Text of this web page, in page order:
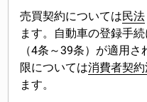
売買契約については民法
ます。自動車の登録手
（4条～39条）が適用
限については消費者契
ます。